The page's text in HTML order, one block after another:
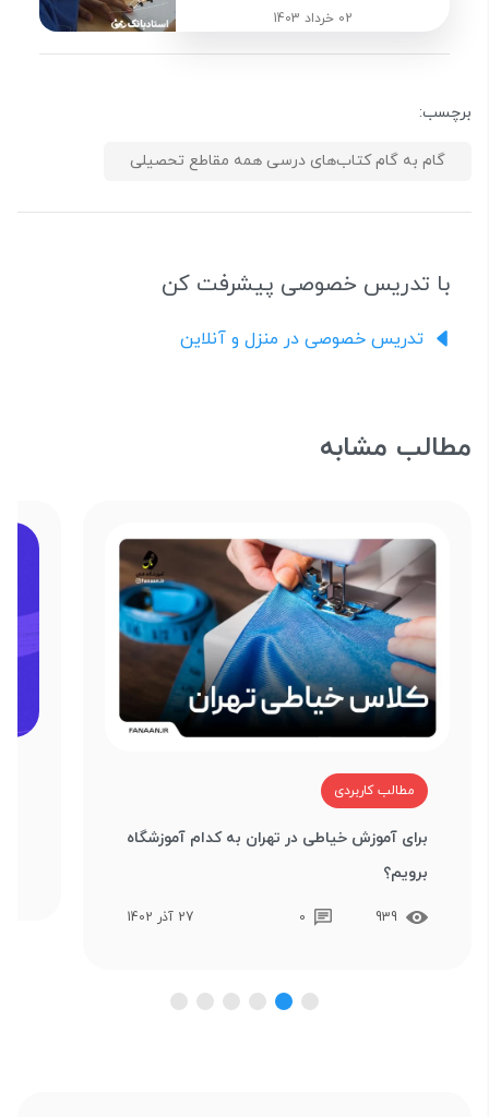
02 خرداد 1403
برچسب:
گام به گام کتاب‌های درسی همه مقاطع تحصیلی
با تدریس خصوصی پیشرفت کن
تدریس خصوصی در منزل و آنلاین
مطالب مشابه
مطالب کاربردی
برای آموزش خیاطی در تهران به کدام آموزشگاه
برویم؟
939
0 27 آذر 1402